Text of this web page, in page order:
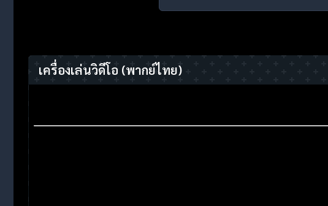
เครื่องเล่นวิดีโอ (พากย์ไทย)